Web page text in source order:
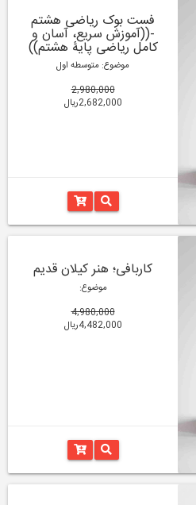
فست بوک ریاضی هشتم
-((آموزش سریع، آسان و
کامل ریاضی پایۀ هشتم))
موضوع: متوسطه اول
2,980,000
2,682,000ریال
کاربافی؛ هنر کیلان قدیم
موضوع:
4,980,000
4,482,000ریال